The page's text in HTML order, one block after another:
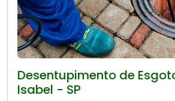
Desentupimento de
Isabel - SP